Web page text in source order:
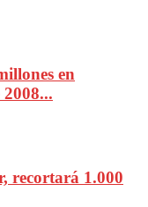
en
recortará 1.000